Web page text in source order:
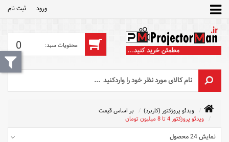
ورود ثبت‌ نام
0
ویدئو پروژکتور (کاربرد)
بر اساس قیمت
ویدئو پروژکتور 4 تا 8 میلیون تومان
نمایش 24 محصول